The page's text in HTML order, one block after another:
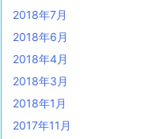
2018年7月
2018年6月
2018年4月
2018年3月
2018年1月
2017年11月